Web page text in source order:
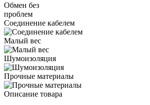
Обмен без
проблем
Соединение кабелем
Малый вес
Шумоизоляция
Прочные материалы
Описание товара